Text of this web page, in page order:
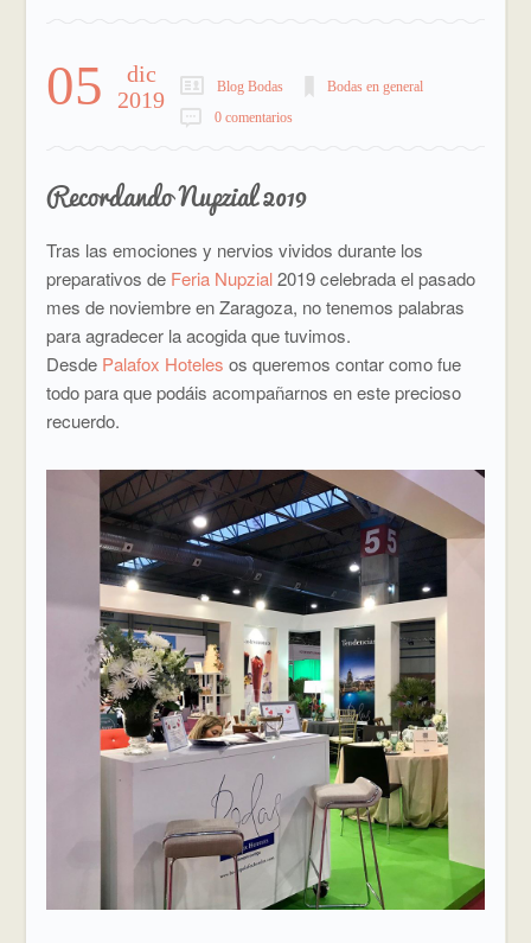
05
dic
2019
Blog Bodas
Bodas en general
0 comentarios
Recordando Nupzial 2019
Tras las emociones y nervios vividos durante los
preparativos de Feria Nupzial2019 celebrada el pasado
mes de noviembre en Zaragoza, no tenemos palabras
para agradecer la acogida que tuvimos.
Desde Palafox Hoteles os queremos contar como fue
todo para que podáis acompañarnos en este precioso
recuerdo.